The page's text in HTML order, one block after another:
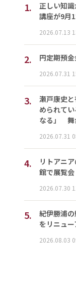
1.
正しい知
講座が9月
2026.07.13
2. 円定期預
2026.07.31
3.
瀬戸康史
められて
なる」 舞
2026.07.31
4.
リトアニ
館で展覧会
2026.07.30
5.
紀伊勝浦
をリニュ
2026.08.03